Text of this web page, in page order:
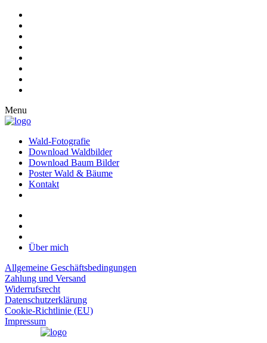
Menu
Wald-Fotografie
Download Waldbilder
Download Baum Bilder
Poster Wald & Bäume
Kontakt
Über mich
Allgemeine Geschäftsbedingungen
Zahlung und Versand
Widerrufsrecht
Datenschutzerklärung
Cookie-Richtlinie (EU)
Impressum